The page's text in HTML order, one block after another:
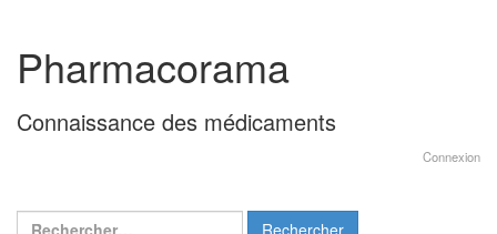
contenu
menu
principal
Pharmacorama
Connaissance des médicaments
Connexion
Rechercher :